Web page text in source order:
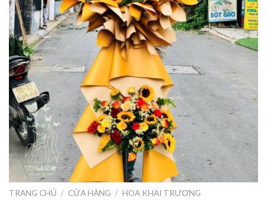
TRANG CHỦ / CỬA HÀNG / HOA KHAI TRƯƠNG